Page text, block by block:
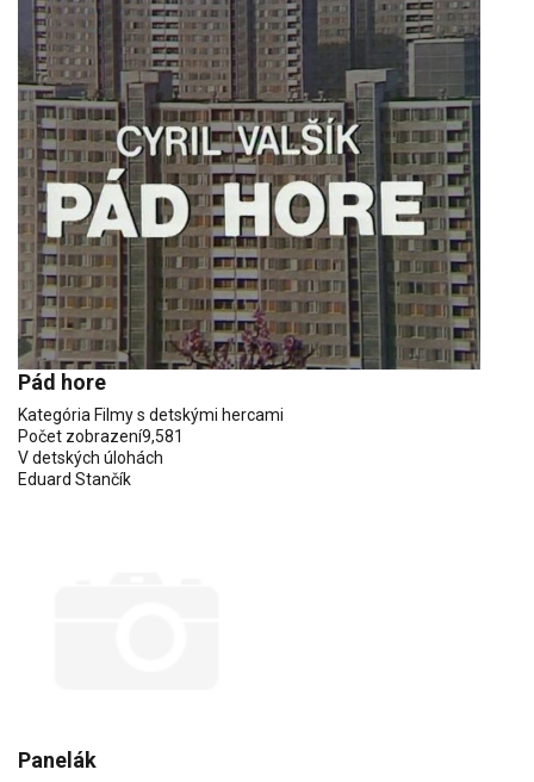
Pád hore
Kategória Filmy s detskými hercami
Počet zobrazení9,581
V detských úlohách
Eduard Stančík
Panelák